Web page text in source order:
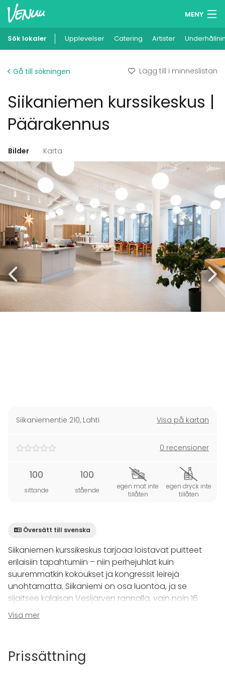
MENY
Minneslista
Lägg till din lokal
Sök lokaler Upplevelser Catering Artister
Gå till sökningen Lägg till i minneslistan
Siikaniemen kurssikeskus |
Päärakennus
Bilder Karta
Siikaniementie 210, Lahti Visa på kartan
0 recensioner
100
sittande
100
stående
egen mat inte
tillåten
egen dryck inte
tillåten
Översätt till svenska
Siikaniemen kurssikeskus tarjoaa loistavat puitteet
erilaisiin tapahtumiin – niin perhejuhlat kuin
suuremmatkin kokoukset ja kongressit leirejä
unohtamatta. Siikaniemi on osa luontoa, ja se
sijaitsee kalaisan Vesijärven rannalla, vain noin 16
kilometrin päässä Lahdesta.
ruokasalin, juhlasalin sekä saunan ja uima-altaan.
Visa mer
Prissättning